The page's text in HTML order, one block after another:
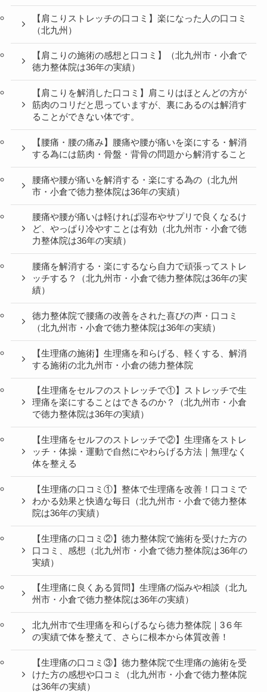
【肩こりストレッチの口コミ】楽になった人の口コミ
（北九州）
【肩こりの施術の感想と口コミ】（北九州市・小倉で
徳力整体院は36年の実績）
【肩こりを解消した口コミ】肩こりはほとんどの方が
筋肉のコリだと思っていますが、裏にあるのは解消す
ることができない体です。
【腰痛・腰の痛み】腰痛や腰が痛いを楽にする・解消
する為には筋肉・骨盤・背骨の問題から解消すること
腰痛や腰が痛いを解消する・楽にする為の（北九州
市・小倉で徳力整体院は36年の実績）
腰痛や腰が痛いは軽ければ湿布やサプリで良くなるけ
ど、やっぱり冷やすことは有効（北九州市・小倉で徳
力整体院は36年の実績）
腰痛を解消する・楽にするなら自力で頑張ってストレ
ッチする？（北九州市・小倉で徳力整体院は36年の実
績）
徳力整体院で腰痛の改善をされた喜びの声・口コミ
（北九州市・小倉で徳力整体院は36年の実績）
【生理痛の施術】生理痛を和らげる、軽くする、解消
する施術の北九州市・小倉の徳力整体院
【生理痛をセルフのストレッチで①】ストレッチで生
理痛を楽にすることはできるのか？（北九州市・小倉
で徳力整体院は36年の実績）
【生理痛をセルフのストレッチで②】生理痛をストレ
ッチ・体操・運動で自然にやわらげる方法｜無理なく
体を整える
【生理痛の口コミ①】整体で生理痛を改善！口コミで
わかる効果と快適な毎日（北九州市・小倉で徳力整体
院は36年の実績）
【生理痛の口コミ②】徳力整体院で施術を受けた方の
口コミ、感想（北九州市・小倉で徳力整体院は36年の
実績）
【生理痛に良くある質問】生理痛の悩みや相談（北九
州市・小倉で徳力整体院は36年の実績）
北九州市で生理痛を和らげるなら徳力整体院｜3６年
の実績で体を整えて、さらに根本から体質改善！
【生理痛の口コミ③】徳力整体院で生理痛の施術を受
けた方の感想や口コミ（北九州市・小倉で徳力整体院
は36年の実績）